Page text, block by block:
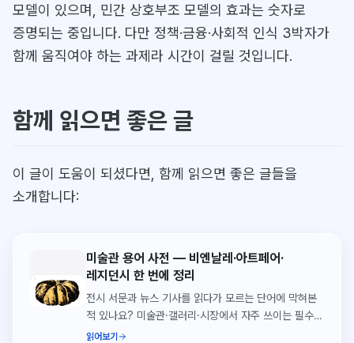
모델이 있으며, 민간 상호부조 모델의 효과는 숫자로
증명되는 중입니다. 다만 정책·금융·사회적 인식 3박자가
함께 움직여야 하는 과제라 시간이 걸릴 것입니다.
함께 읽으면 좋은 글
이 글이 도움이 되셨다면, 함께 읽으면 좋은 글들을
소개합니다:
미술관 용어 사전 — 비엔날레·아트페어·
레지던시 한 번에 정리
전시 서문과 뉴스 기사를 읽다가 모르는 단어에 막혀본
적 있나요? 미술관·갤러리·시장에서 자주 쓰이는 필수
용어 50가지를 한 번에 정리했습니다.
읽어보기